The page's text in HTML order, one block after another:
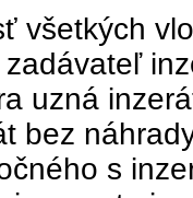
všetkých
uzná
bez
s